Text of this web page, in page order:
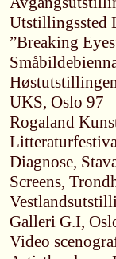
Utstillingssted
”Breaking
UKS, Oslo 97
Rogaland
Diagnose,
Screens,
Galleri G.I,
Video